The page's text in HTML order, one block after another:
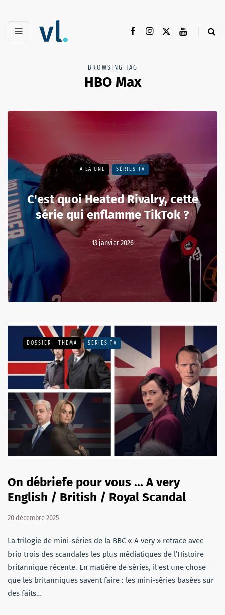
BROWSING TAG
HBO Max
A LA UNE SÉRIES TV
C'est quoi Heated Rivalry, cette
série qui enflamme TikTok ?
13 janvier 2026
DOSSIER - THEMA SÉRIES TV
On débriefe pour vous ... A very
English / British / Royal Scandal
20 décembre 2025
La trilogie de mini-séries de la BBC « A very » retrace avec
brio trois des scandales les plus médiatiques de l’Histoire
britannique récente. En matière de séries, il est une chose
que les britanniques savent faire : les mini-séries basées sur
des faits…